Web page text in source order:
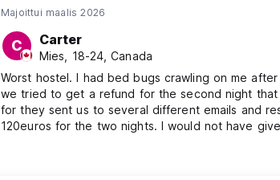
Majoittui maalis 2026
C Carter
Mies, 18-24, Canada
Worst hostel. I had bed bugs crawling on me
we tried to get a refund for the second night
for they sent us to several different emails and
120euros for the two nights. I would not have
just refunded us the 60euros for the night we